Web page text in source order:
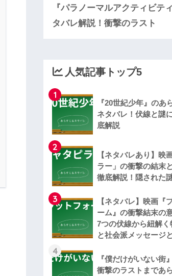
『パラノーマルアクティビテ
タバレ解説！衝撃のラスト
人気記事トップ5
1
『20世紀少年』のあ
ネタバレ！伏線と謎
底解説
2
【ネタバレあり】映
ラー」の衝撃の結末
徹底解説！隠された
3
【ネタバレ】映画『
ーム』の衝撃結末の
7つの伏線から紐解く
と社会派メッセージ
4
『僕だけがいない街
衝撃のラストまであ